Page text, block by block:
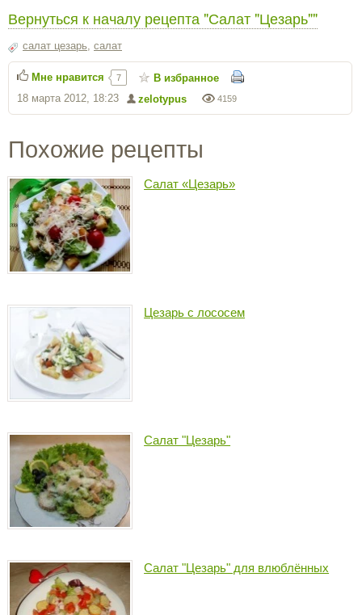
Вернуться к началу рецепта "Салат "Цезарь""
салат цезарь, салат
4159
zelotypus
18 марта 2012, 18:23
Мне нравится 7 В избранное
Похожие рецепты
Салат «Цезарь»
Цезарь с лососем
Салат "Цезарь"
Салат "Цезарь" для влюблённых